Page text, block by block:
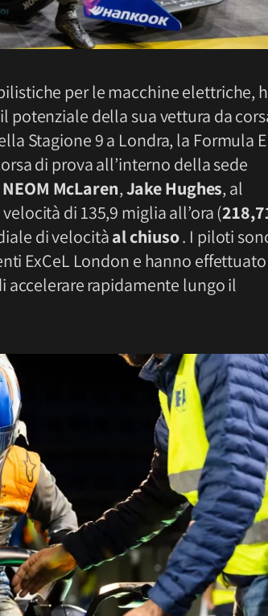
per le macchine elettriche,
della sua vettura da
Stagione 9 a Londra, la Formula E
di prova all’interno della sede
NEOM McLaren,Jake Hughes, al
di 135,9 miglia all’ora (
di velocitàal chiuso. I piloti
ExCeL London e hanno effettuato
accelerare rapidamente lungo il